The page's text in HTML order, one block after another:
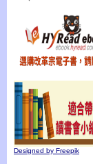
Designed by Freepik